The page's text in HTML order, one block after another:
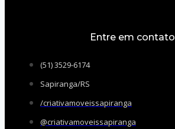
Entre em contato
(51) 3529-6174
Sapiranga/RS
/criativamoveissapiranga
@criativamoveissapiranga